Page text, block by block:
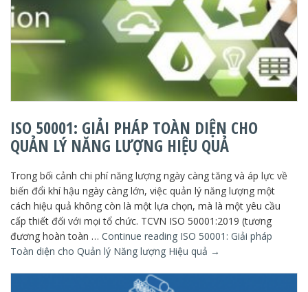
ISO 50001: GIẢI PHÁP TOÀN DIỆN CHO
QUẢN LÝ NĂNG LƯỢNG HIỆU QUẢ
Trong bối cảnh chi phí năng lượng ngày càng tăng và áp lực về
biến đổi khí hậu ngày càng lớn, việc quản lý năng lượng một
cách hiệu quả không còn là một lựa chọn, mà là một yêu cầu
cấp thiết đối với mọi tổ chức. TCVN ISO 50001:2019 (tương
đương hoàn toàn … Continue reading ISO 50001: Giải pháp
Toàn diện cho Quản lý Năng lượng Hiệu quả →